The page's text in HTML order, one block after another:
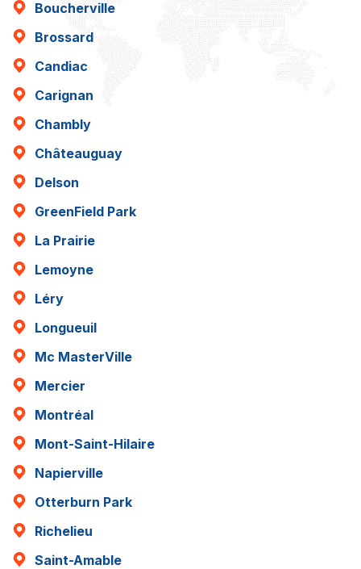
Boucherville
Brossard
Candiac
Carignan
Chambly
Châteauguay
Delson
GreenField Park
La Prairie
Lemoyne
Léry
Longueuil
Mc MasterVille
Mercier
Montréal
Mont-Saint-Hilaire
Napierville
Otterburn Park
Richelieu
Saint-Amable